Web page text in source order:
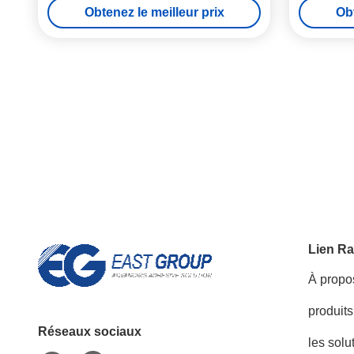
Obtenez le meilleur prix
Réseaux sociaux
Lien
À
produits
les